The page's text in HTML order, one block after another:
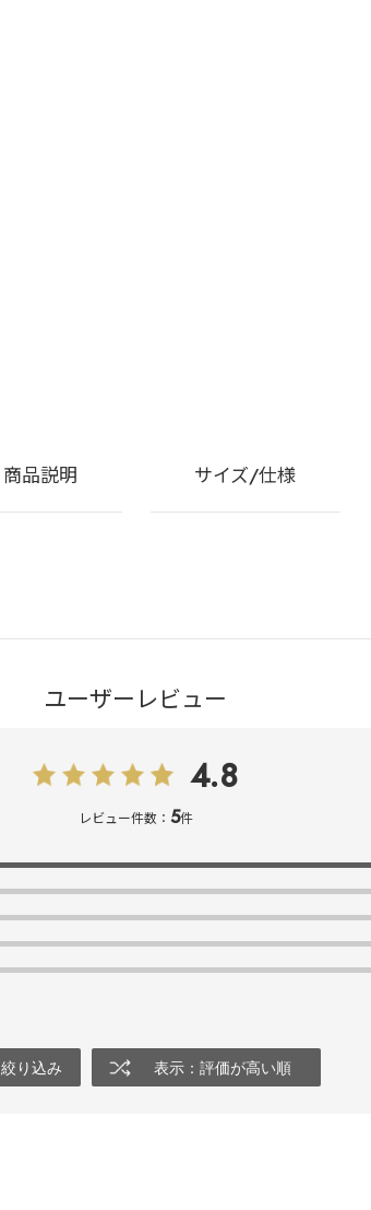
商品説明 サイズ/仕様
ユーザーレビュー
4.8
レビュー件数： 5件
絞り込み 表示：評価が高い順